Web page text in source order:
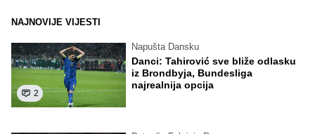
NAJNOVIJE VIJESTI
2
Napušta Dansku
Danci: Tahirović sve bliže odlasku
iz Brondbyja, Bundesliga
najrealnija opcija